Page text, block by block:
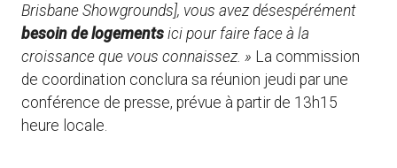
Brisbane Showgrounds], vous avez désespérément
besoin de logements ici pour faire face à la
croissance que vous connaissez. » La commission
de coordination conclura sa réunion jeudi par une
conférence de presse, prévue à partir de 13h15
heure locale.